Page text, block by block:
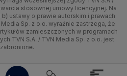
Pogoda Brodnica
Kutno
Góra
Tarnowskie Góry
Szklarska Poręba
stosownej umowy licencyjnej. Na
b) ustawy o prawie autorskim i prawach
Sp. z o.o. wyraźnie zastrzega, że
zamieszczonych w programach
TVN S.A. / TVN Media Sp. z o.o. jest
zabronione.